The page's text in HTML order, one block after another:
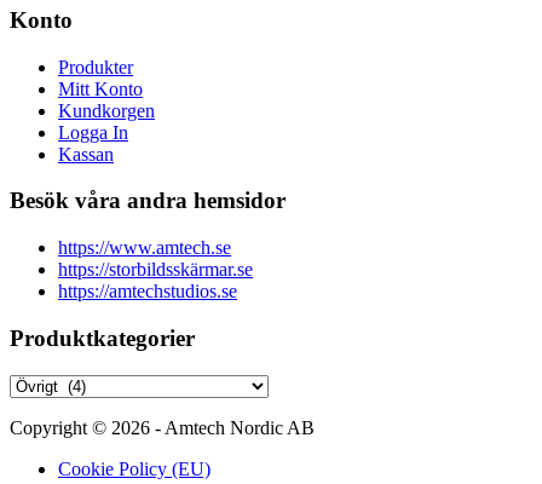
Konto
Produkter
Mitt Konto
Kundkorgen
Logga In
Kassan
Besök våra andra hemsidor
https://www.amtech.se
https://storbildsskärmar.se
https://amtechstudios.se
Produktkategorier
Copyright © 2026 - Amtech Nordic AB
Cookie Policy (EU)